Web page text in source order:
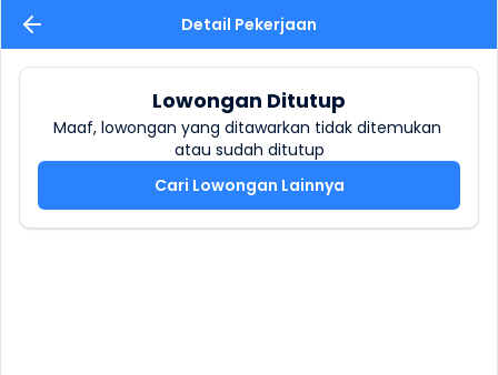
Detail Pekerjaan
Lowongan Ditutup
Maaf, lowongan yang ditawarkan tidak ditemukan
atau sudah ditutup
Cari Lowongan Lainnya